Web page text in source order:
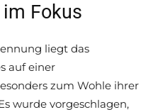
Fokus
liegt das
auf einer
zum Wohle ihrer
wurde vorgeschlagen,